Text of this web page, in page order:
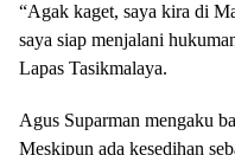
“Agak kaget, saya kira di
saya siap menjalani
Lapas Tasikmalaya.
Agus Suparman mengaku
Meskipun ada kesedihan